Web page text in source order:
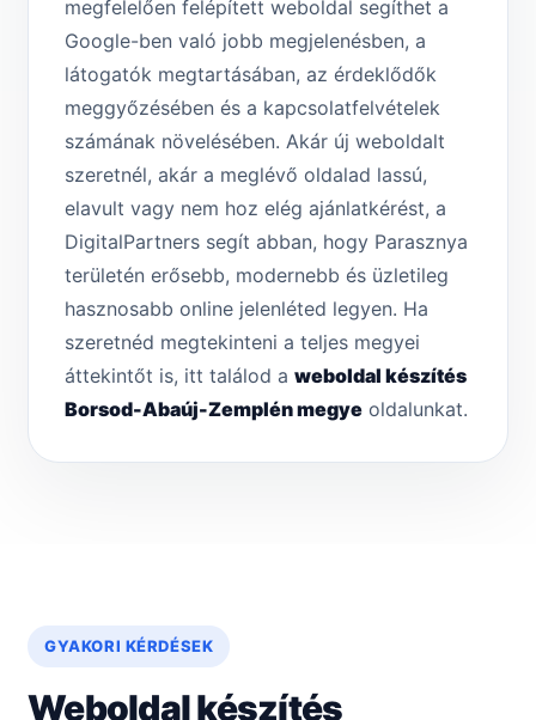
megfelelően felépített weboldal segíthet a
Google-ben való jobb megjelenésben, a
látogatók megtartásában, az érdeklődők
meggyőzésében és a kapcsolatfelvételek
számának növelésében. Akár új weboldalt
szeretnél, akár a meglévő oldalad lassú,
elavult vagy nem hoz elég ajánlatkérést, a
DigitalPartners segít abban, hogy Parasznya
területén erősebb, modernebb és üzletileg
hasznosabb online jelenléted legyen. Ha
szeretnéd megtekinteni a teljes megyei
áttekintőt is, itt találod a weboldal készítés
Borsod-Abaúj-Zemplén megye oldalunkat.
GYAKORI KÉRDÉSEK
Weboldal készítés